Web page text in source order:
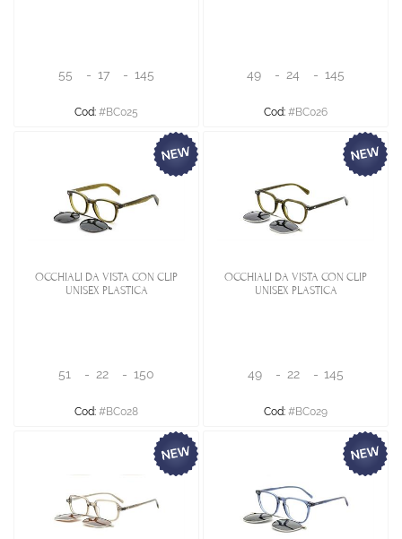
55 - 17 - 145
Cod: #BC025
49 - 24 - 145
Cod: #BC026
OCCHIALI DA VISTA CON CLIP
UNISEX PLASTICA
51 - 22 - 150
Cod: #BC028
OCCHIALI DA VISTA CON CLIP
UNISEX PLASTICA
49 - 22 - 145
Cod: #BC029